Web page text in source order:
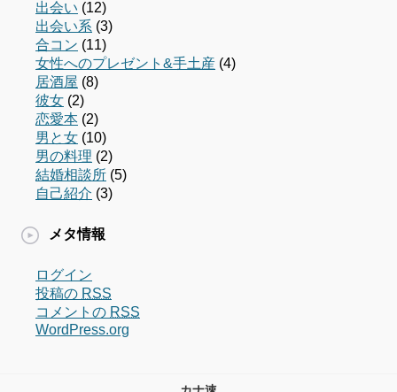
出会い (12)
出会い系 (3)
合コン (11)
女性へのプレゼント&手土産 (4)
居酒屋 (8)
彼女 (2)
恋愛本 (2)
男と女 (10)
男の料理 (2)
結婚相談所 (5)
自己紹介 (3)
メタ情報
ログイン
投稿の RSS
コメントの RSS
WordPress.org